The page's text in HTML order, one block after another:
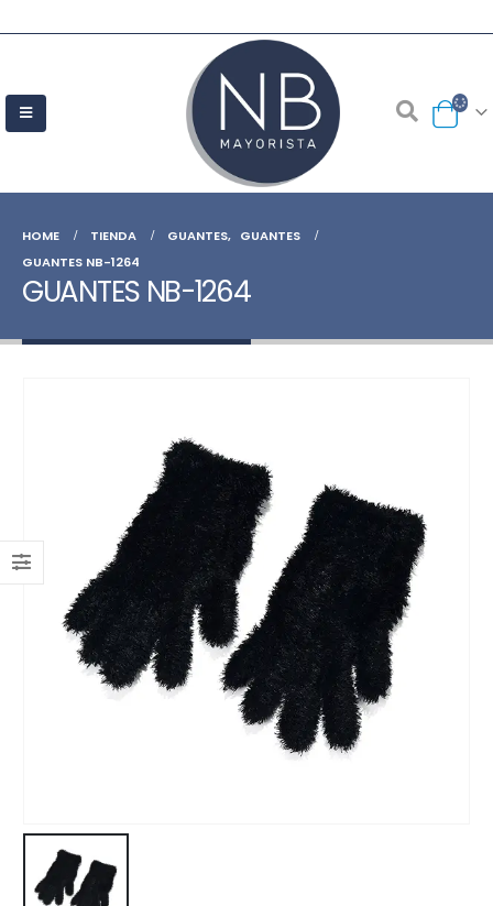
HOME TIENDA GUANTES, GUANTES
GUANTES NB-1264
GUANTES NB-1264